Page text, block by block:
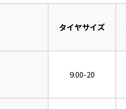
タイヤサイズ
9.00-20